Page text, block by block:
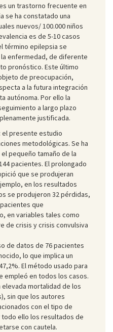
un trastorno frecuente en
se ha constatado una
nuevos/ 100.000 niños
es de 5-10 casos
término epilepsia se
enfermedad, de diferente
pronóstico. Este último
de preocupación,
a la futura integración
autónoma. Por ello la
a largo plazo
justificada.
: el presente estudio
metodológicas. Se ha
pequeño tamaño de la
pacientes. El prolongado
que se produjeran
en los resultados
se produjeron 32 pérdidas,
que
en variables tales como
de crisis y crisis convulsiva
de datos de 76 pacientes
lo que implica un
El método usado para
empleó en todos los casos.
elevada mortalidad de los
sin que los autores
con el tipo de
ello los resultados de
con cautela.